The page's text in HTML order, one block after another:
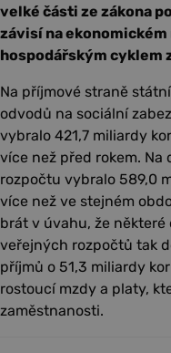
velké části ze zákona
závisí na
hospodářským cyklem
Na příjmové straně
odvodů na sociální
vybralo 421,7 miliardy
více než před rokem.
rozpočtu vybralo 589,0
více než ve stejném
brát v úvahu, že některé
veřejných rozpočtů tak
příjmů o 51,3 miliardy
rostoucí mzdy a platy,
zaměstnanosti.